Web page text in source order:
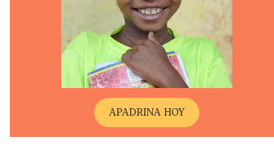
APADRINA HOY